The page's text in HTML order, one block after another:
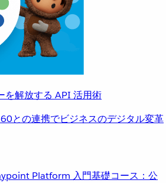
を解放する API 活用術
との連携でビジネスのデジタル変革
Platform 入門基礎コース：公